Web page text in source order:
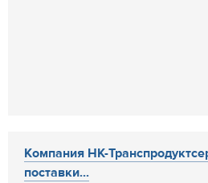
Компания НК-
поставки...